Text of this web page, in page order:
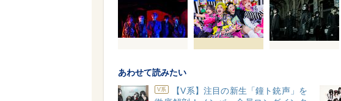
あわせて読みたい
V系
【V系】注目の新生「鐘ト銃声」を